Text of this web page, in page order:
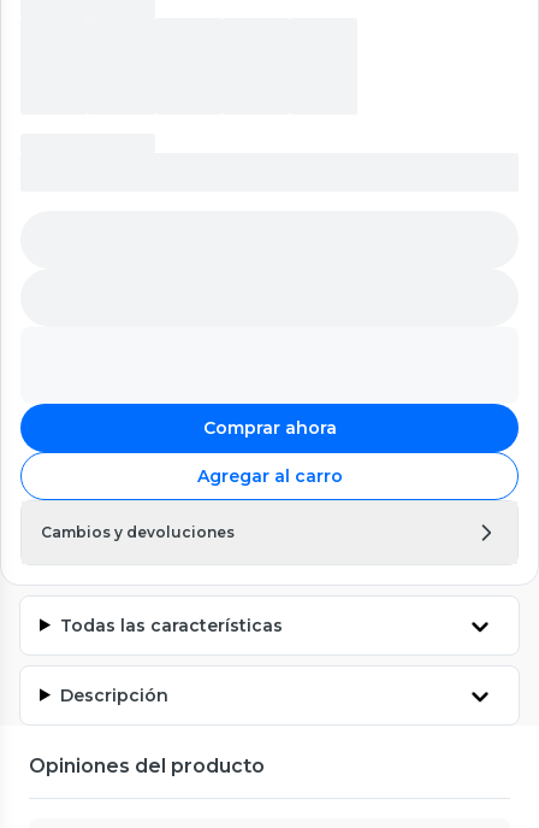
Comprar ahora
Agregar al carro
Cambios y devoluciones
Todas las características
Descripción
Opiniones del producto